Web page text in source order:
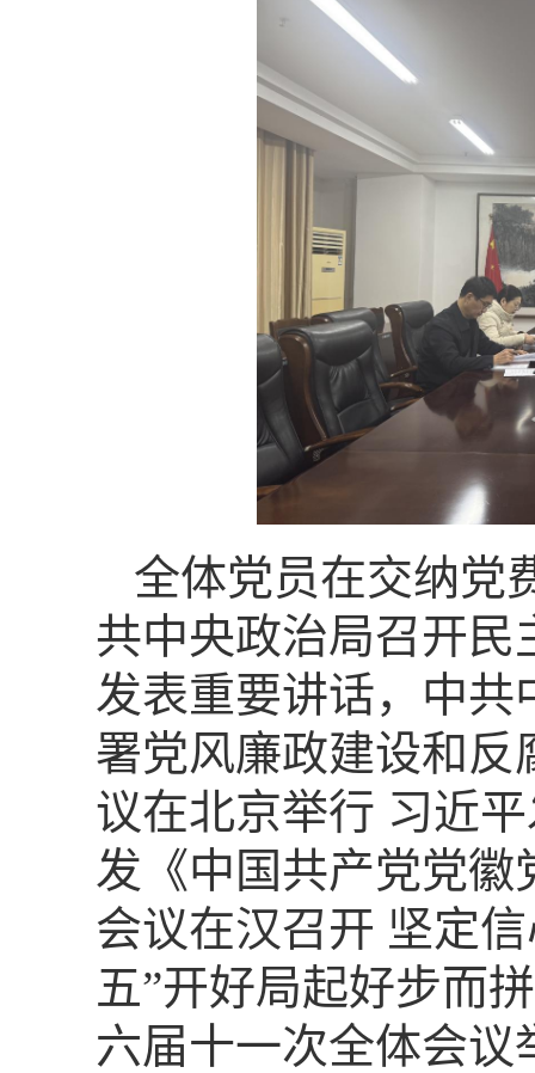
全体党员在交纳党
共中央政治局召开民
发表重要讲话，中共
署党风廉政建设和反
议在北京举行 习近
发《中国共产党党徽
会议在汉召开 坚定
五”开好局起好步而
六届十一次全体会议